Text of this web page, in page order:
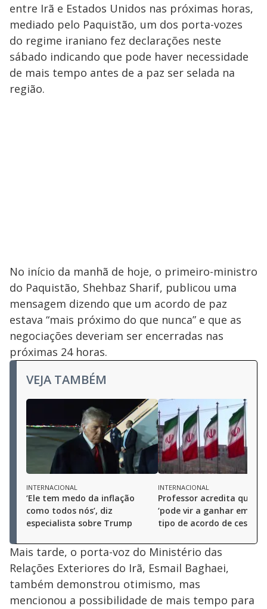
entre Irã e Estados Unidos nas próximas horas,
mediado pelo Paquistão, um dos porta-vozes
do regime iraniano fez declarações neste
sábado indicando que pode haver necessidade
de mais tempo antes de a paz ser selada na
região.
No início da manhã de hoje, o primeiro-ministro
do Paquistão, Shehbaz Sharif, publicou uma
mensagem dizendo que um acordo de paz
estava “mais próximo do que nunca” e que as
negociações deveriam ser encerradas nas
próximas 24 horas.
VEJA TAMBÉM
INTERNACIONAL
‘Ele tem medo da inflação
como todos nós’, diz
especialista sobre Trump
INTERNACIONAL
Professor acredita que Irã
‘pode vir a ganhar em
tipo de acordo de cessar-
Mais tarde, o porta-voz do Ministério das
Relações Exteriores do Irã, Esmail Baghaei,
também demonstrou otimismo, mas
mencionou a possibilidade de mais tempo para